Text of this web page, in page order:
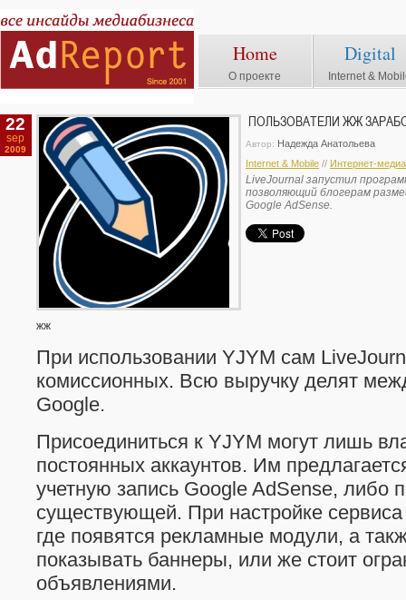
Home
О проекте
Digital
Internet &
22
sep
2009
жж
ПОЛЬЗОВАТЕЛИ ЖЖ
Автор: Надежда Анатольева
Internet & Mobile // Интернет-медиа
LiveJournal запустил
позволяющий блогерам
Google AdSense.
При использовании YJYM сам
комиссионных. Всю выручку делят
Google.
Присоединиться к YJYM могут лишь
постоянных аккаунтов. Им
учетную запись Google AdSense, либо
существующей. При настройке
где появятся рекламные модули, а
показывать баннеры, или же стоит
объявлениями.